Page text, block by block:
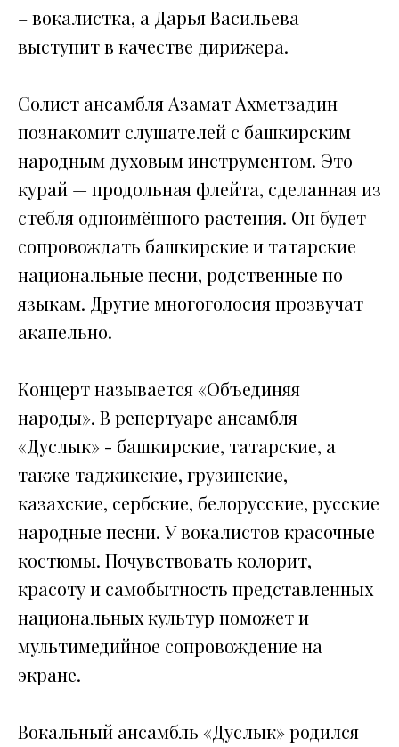
– вокалистка, а Дарья Васильева
выступит в качестве дирижера.
Солист ансамбля Азамат Ахметзадин
познакомит слушателей с башкирским
народным духовым инструментом. Это
курай — продольная флейта, сделанная из
стебля одноимённого растения. Он будет
сопровождать башкирские и татарские
национальные песни, родственные по
языкам. Другие многоголосия прозвучат
акапельно.
Концерт называется «Объединяя
народы». В репертуаре ансамбля
«Дуслык» - башкирские, татарские, а
также таджикские, грузинские,
казахские, сербские, белорусские, русские
народные песни. У вокалистов красочные
костюмы. Почувствовать колорит,
красоту и самобытность представленных
национальных культур поможет и
мультимедийное сопровождение на
экране.
Вокальный ансамбль «Дуслык» родился